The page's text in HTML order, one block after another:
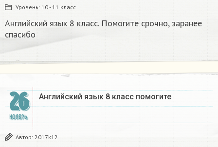
Уровень: 10 - 11 класс
Английский язык 8 класс. Помогите срочно, заранее
спасибо​
26
НОЯБРЬ
Английский язык 8 класс помогите
Автор: 2017k12